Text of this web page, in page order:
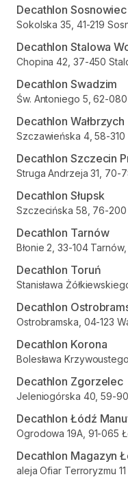
Decathlon Sosnowiec
Sokolska 35, 41-219
Decathlon Stalowa
Chopina 42, 37-450
Decathlon Swadzim
Św. Antoniego 5, 62-
Decathlon Wałbrzych
Szczawieńska 4, 58-
Decathlon Szczecin
Struga Andrzeja 31, 70-
Decathlon Słupsk
Szczecińska 58, 76-200
Decathlon Tarnów
Błonie 2, 33-104
Decathlon Toruń
Stanisława
Decathlon
Ostrobramska, 04-123
Decathlon Korona
Bolesława
Decathlon Zgorzelec
Jeleniogórska 40, 59-
Decathlon Łódź
Ogrodowa 19A, 91-065
Decathlon Magazyn
aleja Ofiar Terroryzmu